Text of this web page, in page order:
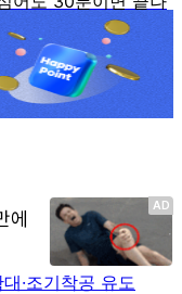
·조기착공 유도